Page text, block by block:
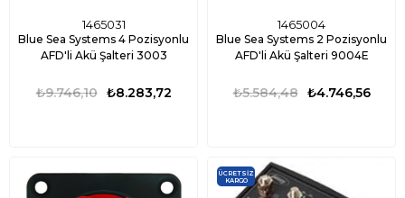
1465031
Blue Sea Systems 4 Pozisyonlu
AFD'li Akü Şalteri 3003
₺8.283,72
₺9.746,10
1465004
Blue Sea Systems 2 Pozisyonlu
AFD'li Akü Şalteri 9004E
₺4.746,56
₺5.584,48
ÜCRETSIZ
KARGO